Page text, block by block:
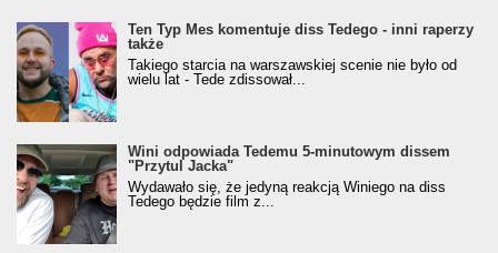
Ten Typ Mes komentuje diss Tedego - inni raperzy
także
Takiego starcia na warszawskiej scenie nie było od
wielu lat - Tede zdissował...
Wini odpowiada Tedemu 5-minutowym dissem
"Przytul Jacka"
Wydawało się, że jedyną reakcją Winiego na diss
Tedego będzie film z...